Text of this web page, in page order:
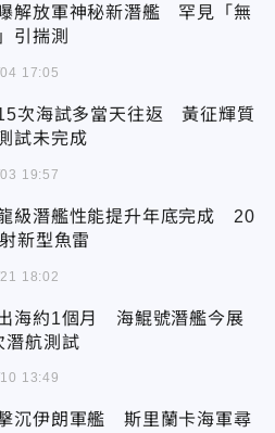
解放軍神秘新潛艦 罕見「無
引揣測
17:05
次海試多當天往返 黃征輝質
試未完成
19:57
級潛艦性能提升年底完成 20
新型魚雷
18:02
海約1個月 海鯤號潛艦今展
潛航測試
13:49
沉伊朗軍艦 斯里蘭卡海軍尋